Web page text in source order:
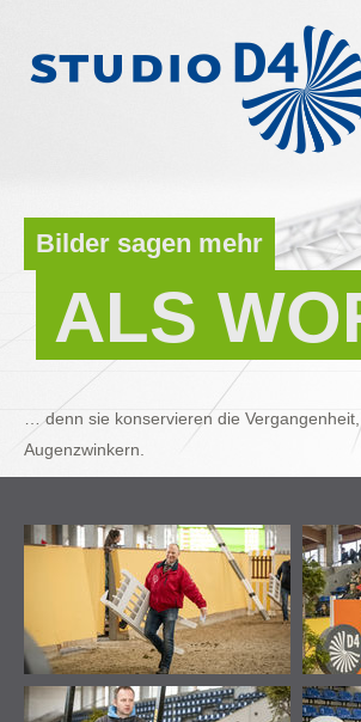
Bilder sagen mehr
ALS
… denn sie konservieren die
Augenzwinkern.